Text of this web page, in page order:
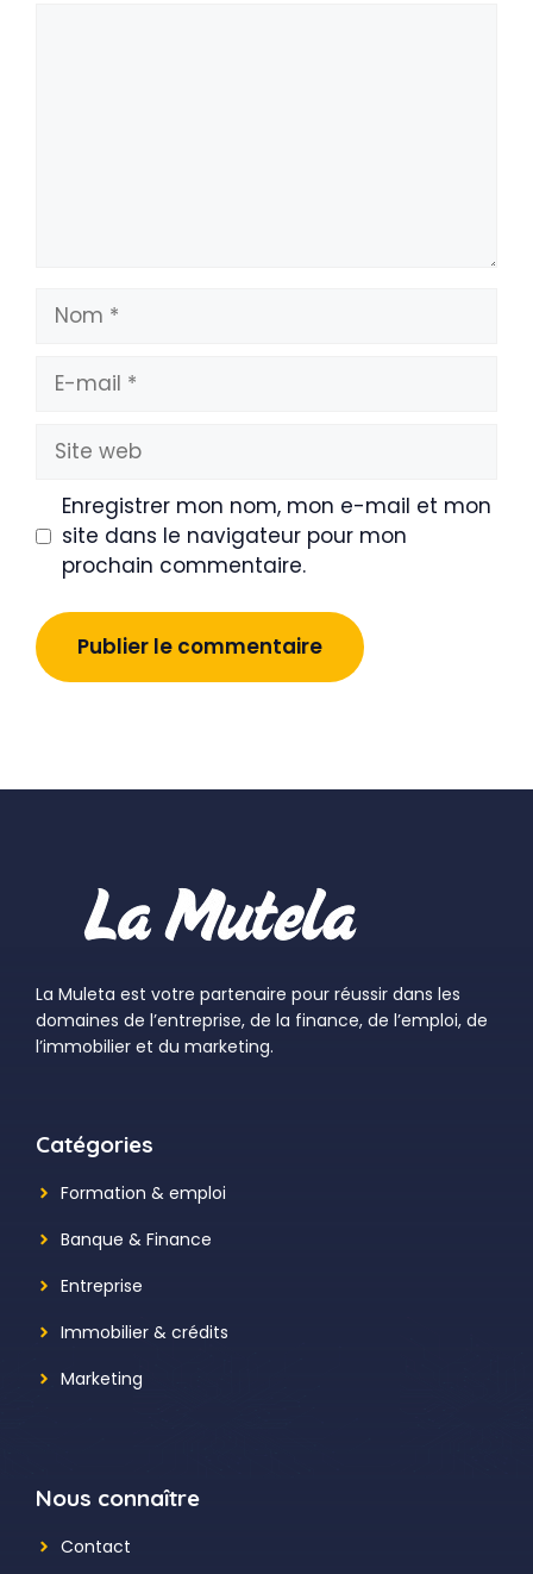
Nom
mail
Site
web
Enregistrer mon nom, mon e-mail et mon
site dans le navigateur pour mon
prochain commentaire.
La Muleta est votre partenaire pour réussir dans les
domaines de l’entreprise, de la finance, de l’emploi, de
l’immobilier et du marketing.
Catégories
Formation & emploi
Banque & Finance
Entreprise
Immobilier & crédits
Marketing
Nous connaître
Contact